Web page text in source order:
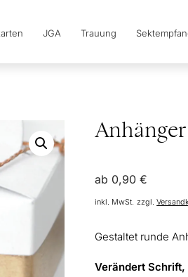
JGA Trauung
ab 0,90€
inkl. MwSt. zzgl.
Gestaltet runde
Verändert